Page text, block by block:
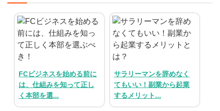
代理店業
教育・保育業
飲食・菓子業
サービス業
無店舗系
開業資金
1円〜100万円
101万円～300万円
301万円～500万円
501万円～1000万円
エリア
北海道
東北
甲信越・北陸
ランキング
総合ランキング
説明会
イベント
FCビジネスを始める前に
は、仕組みを知って正し
く本部を選...
サラリーマンを辞めなく
てもいい！副業から起業
するメリット...